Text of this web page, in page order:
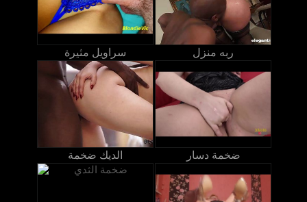
سراويل مثيرة ربه منزل
الديك ضخمة ضخمة دسار